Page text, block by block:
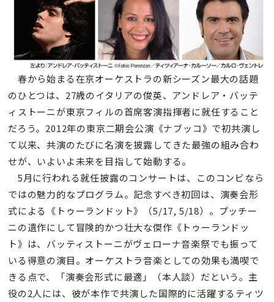
春から始まる在京オーケストラの新シーズン最大の話題
のひとつは、27歳のイタリアの俊英、アンドレア・バッテ
ィストーニが東京フィルの首席客演指揮者に就任すること
だろう。2012年の東京二期会公演《ナブッコ》で初共演し
て以来、共演のたびに名演を披露してきた最強の組み合わ
せが、いよいよ未来を目指して始動する。
5月に行われる就任披露のコンサートは、このコンビなら
ではの魅力的なプログラム。記念すべき初回は、演奏会形
式による《トゥーランドット》（5/17, 5/18）。プッチー
ニの遺作にして冒険的かつ壮大な傑作《トゥーランドッ
ト》は、バッティストーニがヴェローナ音楽祭でも振って
いる得意の演目。オーケストラ音楽としての効果も満喫で
きる点で、「演奏会形式に最適」（本人談）だという。主
役の2人には、彼が本作で共演した国際的に活躍するティツ